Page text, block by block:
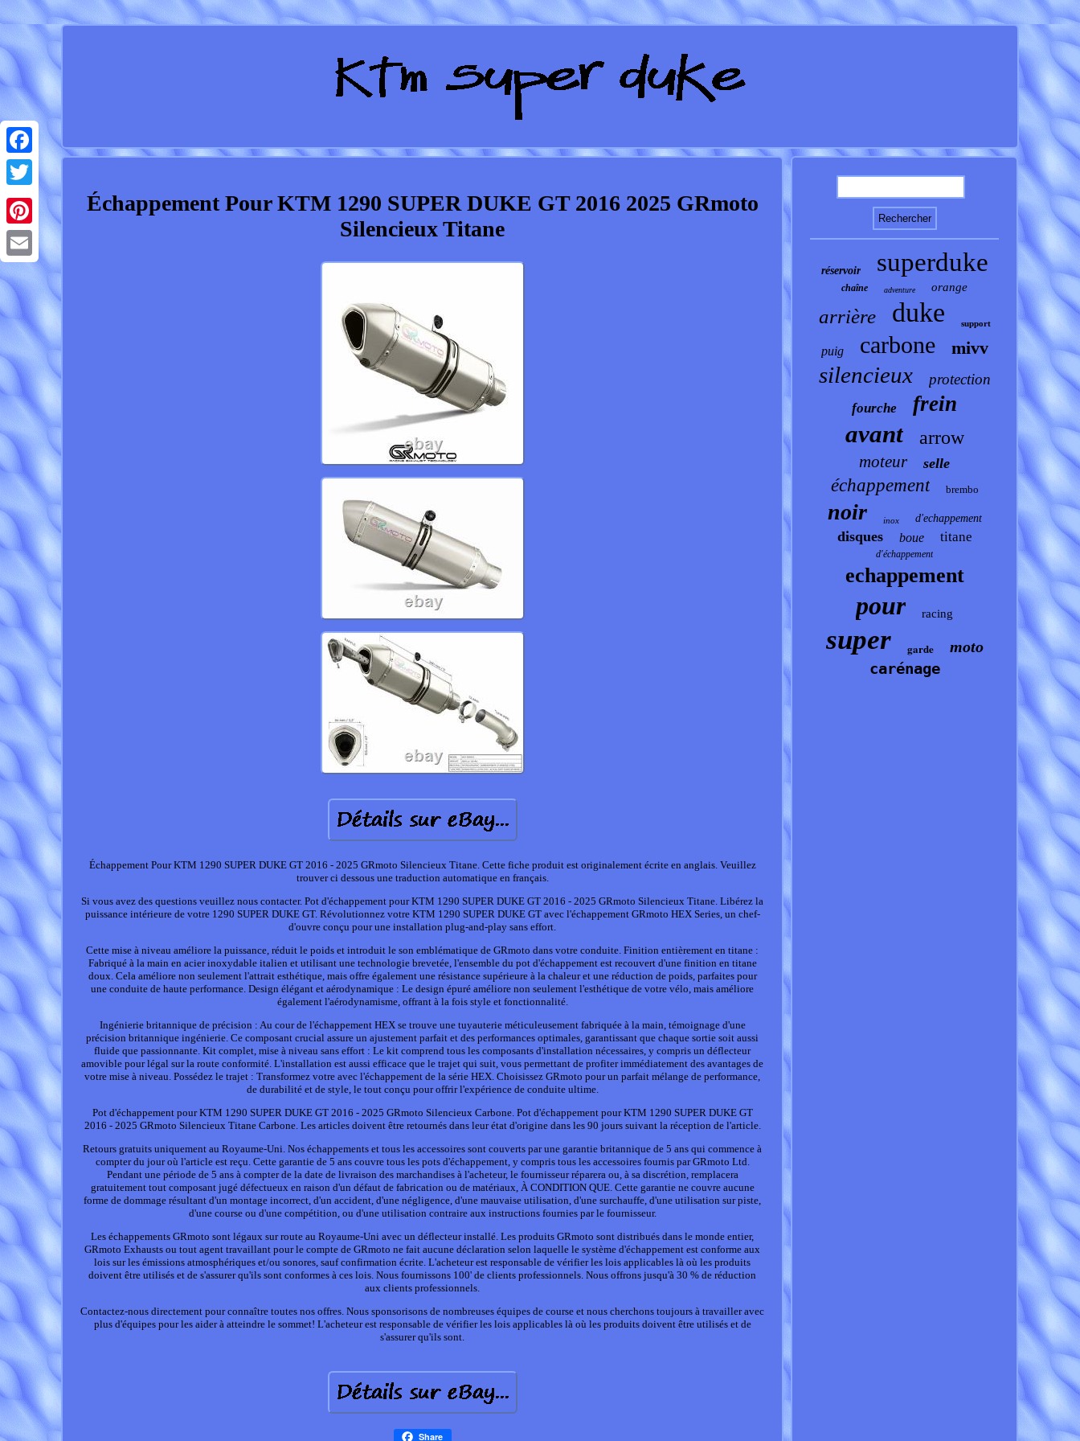
Facebook
Twitter
Pinterest
Email
Échappement Pour KTM 1290 SUPER DUKE GT 2016 2025 GRmoto
Silencieux Titane
Échappement Pour KTM 1290 SUPER DUKE GT 2016 - 2025 GRmoto Silencieux Titane. Cette fiche produit est originalement écrite en anglais. Veuillez
trouver ci dessous une traduction automatique en français.
Si vous avez des questions veuillez nous contacter. Pot d'échappement pour KTM 1290 SUPER DUKE GT 2016 - 2025 GRmoto Silencieux Titane. Libérez la
puissance intérieure de votre 1290 SUPER DUKE GT. Révolutionnez votre KTM 1290 SUPER DUKE GT avec l'échappement GRmoto HEX Series, un chef-
d'ouvre conçu pour une installation plug-and-play sans effort.
Cette mise à niveau améliore la puissance, réduit le poids et introduit le son emblématique de GRmoto dans votre conduite. Finition entièrement en titane :
Fabriqué à la main en acier inoxydable italien et utilisant une technologie brevetée, l'ensemble du pot d'échappement est recouvert d'une finition en titane
doux. Cela améliore non seulement l'attrait esthétique, mais offre également une résistance supérieure à la chaleur et une réduction de poids, parfaites pour
une conduite de haute performance. Design élégant et aérodynamique : Le design épuré améliore non seulement l'esthétique de votre vélo, mais améliore
également l'aérodynamisme, offrant à la fois style et fonctionnalité.
Ingénierie britannique de précision : Au cour de l'échappement HEX se trouve une tuyauterie méticuleusement fabriquée à la main, témoignage d'une
précision britannique ingénierie. Ce composant crucial assure un ajustement parfait et des performances optimales, garantissant que chaque sortie soit aussi
fluide que passionnante. Kit complet, mise à niveau sans effort : Le kit comprend tous les composants d'installation nécessaires, y compris un déflecteur
amovible pour légal sur la route conformité. L'installation est aussi efficace que le trajet qui suit, vous permettant de profiter immédiatement des avantages de
votre mise à niveau. Possédez le trajet : Transformez votre avec l'échappement de la série HEX. Choisissez GRmoto pour un parfait mélange de performance,
de durabilité et de style, le tout conçu pour offrir l'expérience de conduite ultime.
Pot d'échappement pour KTM 1290 SUPER DUKE GT 2016 - 2025 GRmoto Silencieux Carbone. Pot d'échappement pour KTM 1290 SUPER DUKE GT
2016 - 2025 GRmoto Silencieux Titane Carbone. Les articles doivent être retournés dans leur état d'origine dans les 90 jours suivant la réception de l'article.
Retours gratuits uniquement au Royaume-Uni. Nos échappements et tous les accessoires sont couverts par une garantie britannique de 5 ans qui commence à
compter du jour où l'article est reçu. Cette garantie de 5 ans couvre tous les pots d'échappement, y compris tous les accessoires fournis par GRmoto Ltd.
Pendant une période de 5 ans à compter de la date de livraison des marchandises à l'acheteur, le fournisseur réparera ou, à sa discrétion, remplacera
gratuitement tout composant jugé défectueux en raison d'un défaut de fabrication ou de matériaux, À CONDITION QUE. Cette garantie ne couvre aucune
forme de dommage résultant d'un montage incorrect, d'un accident, d'une négligence, d'une mauvaise utilisation, d'une surchauffe, d'une utilisation sur piste,
d'une course ou d'une compétition, ou d'une utilisation contraire aux instructions fournies par le fournisseur.
Les échappements GRmoto sont légaux sur route au Royaume-Uni avec un déflecteur installé. Les produits GRmoto sont distribués dans le monde entier,
GRmoto Exhausts ou tout agent travaillant pour le compte de GRmoto ne fait aucune déclaration selon laquelle le système d'échappement est conforme aux
lois sur les émissions atmosphériques et/ou sonores, sauf confirmation écrite. L'acheteur est responsable de vérifier les lois applicables là où les produits
doivent être utilisés et de s'assurer qu'ils sont conformes à ces lois. Nous fournissons 100' de clients professionnels. Nous offrons jusqu'à 30 % de réduction
aux clients professionnels.
Contactez-nous directement pour connaître toutes nos offres. Nous sponsorisons de nombreuses équipes de course et nous cherchons toujours à travailler avec
plus d'équipes pour les aider à atteindre le sommet! L'acheteur est responsable de vérifier les lois applicables là où les produits doivent être utilisés et de
s'assurer qu'ils sont.
Share
réservoir superduke
chaîne adventure orange
arrière duke support
puig carbone mivv
silencieux protection
fourche frein
avant arrow
moteur selle
échappement brembo
noir inox d'echappement
disques boue titane
d'échappement
echappement
pour racing
super garde
moto
carénage